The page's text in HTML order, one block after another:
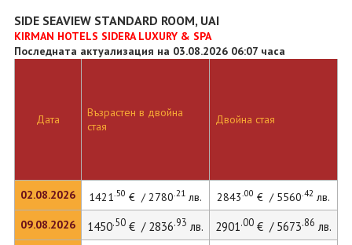
SIDE SEAVIEW STANDARD ROOM, UAI
KIRMAN HOTELS SIDERA LUXURY & SPA
Последната актуализация на 03.08.2026 06:07 часа
Дата
02.08.2026
09.08.2026
Възрастен в двойна
стая
Двойна стая
1421.50 € / 2780.21лв. 2843.00 € / 5560.42лв.
1450.50€ / 2836.93 лв. 2901.00€ / 5673.86 лв.